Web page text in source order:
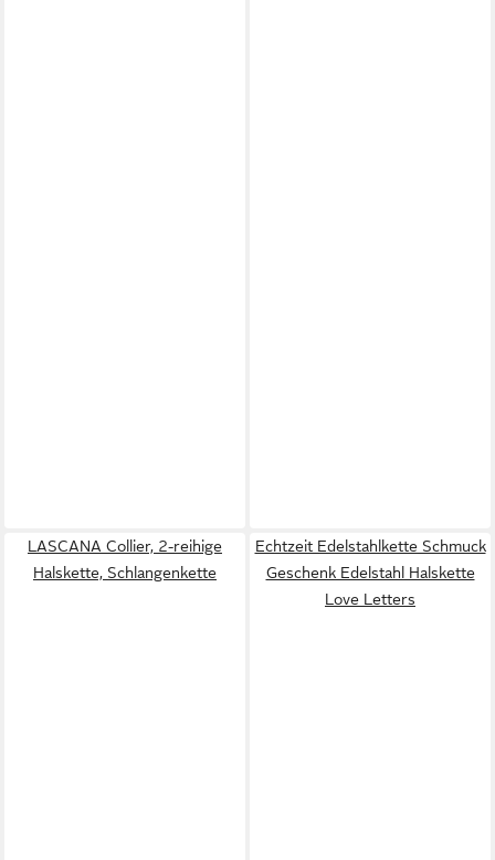
LASCANA Collier, 2-reihige
Halskette, Schlangenkette
Echtzeit Edelstahlkette Schmuck
Geschenk Edelstahl Halskette
Love Letters